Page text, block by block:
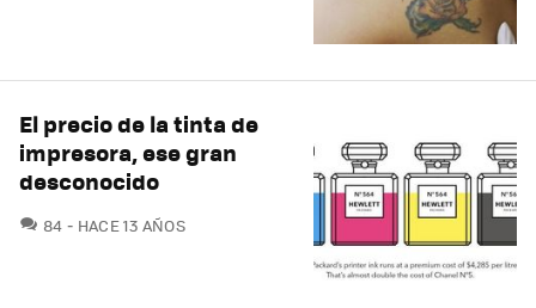
El precio de la tinta de
impresora, ese gran
desconocido
84 COMENTARIOS
HACE 13 AÑOS